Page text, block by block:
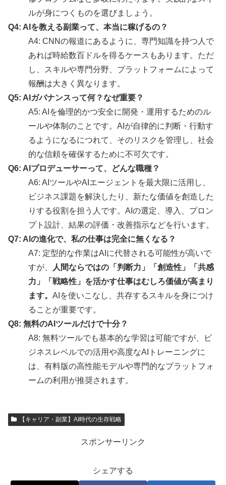
ルが身につくものを選びましょう。
Q4: AIを教える副業って、本当に稼げるの？
A4: CNNの報道にあるように、専門知識を持つ人で
あれば時給数百ドルを得るケースもあります。ただ
し、スキルや専門分野、プラットフォームによって
報酬は大きく異なります。
Q5: AIガバナンスって何？なぜ重要？
A5: AIを倫理的かつ安全に開発・運用するためのル
ールや体制のことです。AIが自律的に判断・行動す
るようになるにつれて、そのリスクを管理し、社会
的な信頼を確保するために不可欠です。
Q6: AIプロデューサーって、どんな職種？
A6: AIツールやAIエージェントを最大限に活用し、
ビジネス課題を解決したり、新たな価値を創造した
りする役割を担う人です。AIの選定、導入、プロン
プト設計、結果の評価・改善指示などを行います。
Q7: AIの進化で、私の仕事は完全に無くなる？
A7: 定型的な作業はAIに代替される可能性が高いで
すが、
人間ならではの「判断力」「創造性」「共感
力」「戦略性」を活かす仕事はむしろ価値が高まり
ます。 AIを使いこなし、共存するスキルを身につけ
ることが重要です。
Q8: 無料のAIツールだけで十分？
A8: 無料ツールでも基本的な学習は可能ですが、ビ
ジネスレベルでの活用や高度なAIトレーニングに
は、有料版の高性能モデルや専門的なプラットフォ
ームの利用が推奨されます。
【キャリア・副業】AI時代の生存戦略
スポンサーリンク
シェアする